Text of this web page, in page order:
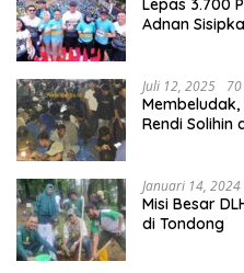
Adnan
Juli 12, 2025
Rendi Solihin
Januari 14, 2024
Misi Besar
di Tondong